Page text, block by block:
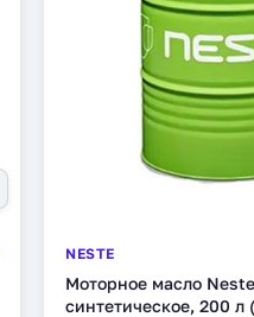
NESTE
Моторное масло
синтетическое, 200 л